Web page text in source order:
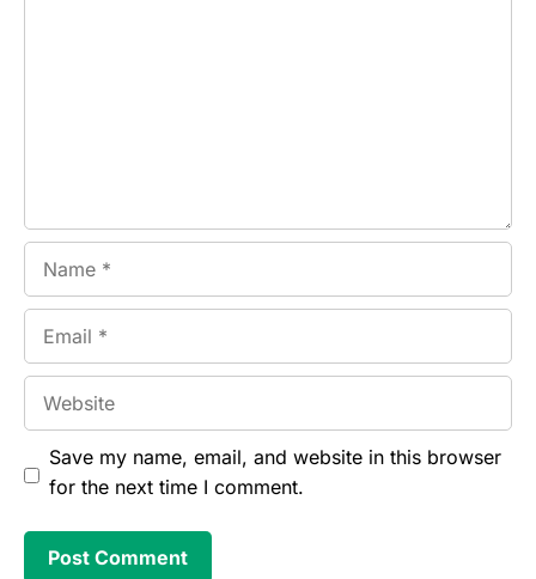
Save my name, email, and website in this browser
for the next time I comment.